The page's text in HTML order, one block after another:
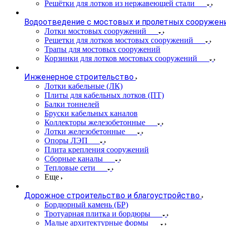
Решётки для лотков из нержавеющей стали
Водоотведение с мостовых и пролетных
Лотки мостовых сооружений
Решетки для лотков мостовых сооружений
Трапы для мостовых сооружений
Корзинки для лотков мостовых сооружений
Инженерное строительство
Лотки кабельные (ЛК)
Плиты для кабельных лотков (ПТ)
Балки тоннелей
Бруски кабельных каналов
Коллекторы железобетонные
Лотки железобетонные
Опоры ЛЭП
Плита крепления сооружений
Сборные каналы
Тепловые сети
Еще
Дорожное строительство и благоустройство
Бордюрный камень (БР)
Тротуарная плитка и бордюры
Малые архитектурные формы